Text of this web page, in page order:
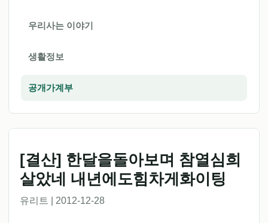
우리사는 이야기
생활정보
공개가계부
[결산] 한달을돌아보며 참열심희
살았네 내년에도힘차게화이팅
유리트 | 2012-12-28